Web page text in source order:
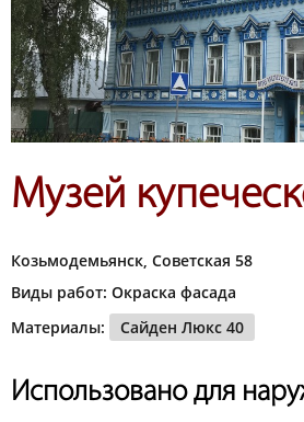
Музей
Козьмодемьянск, Советская 58
Виды работ: Окраска фасада
Материалы:
Сайден Люкс 40
Использовано для